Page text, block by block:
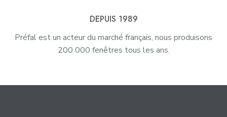
DEPUIS 1989
Préfal est un acteur du marché français, nous produisons
200 000 fenêtres tous les ans.